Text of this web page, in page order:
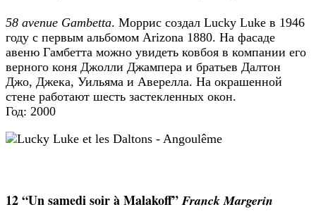
58 avenue Gambetta. Моррис создал Lucky Luke в 1946
году с первым альбомом Arizona 1880. На фасаде
авеню Гамбетта можно увидеть ковбоя в компании его
верного коня Джолли Джампера и братьев Далтон
Джо, Джека, Уильяма и Аверелла. На окрашенной
стене работают шесть застекленных окон.
Год: 2000
12 “Un samedi soir à Malakoff”Franck Margerin